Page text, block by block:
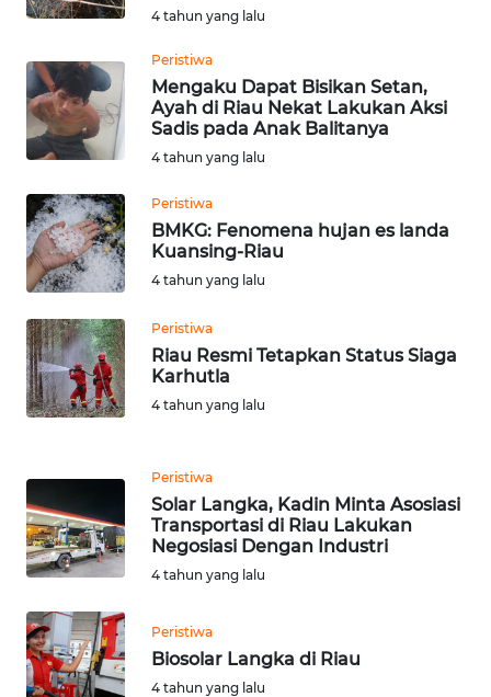
4 tahun yang lalu
Peristiwa
Mengaku Dapat Bisikan Setan,
Ayah di Riau Nekat Lakukan Aksi
Sadis pada Anak Balitanya
4 tahun yang lalu
Peristiwa
BMKG: Fenomena hujan es landa
Kuansing-Riau
4 tahun yang lalu
Peristiwa
Riau Resmi Tetapkan Status Siaga
Karhutla
4 tahun yang lalu
Peristiwa
Solar Langka, Kadin Minta Asosiasi
Transportasi di Riau Lakukan
Negosiasi Dengan Industri
4 tahun yang lalu
Peristiwa
Biosolar Langka di Riau
4 tahun yang lalu
WN
LESUNG
WN
KARO
WN
SIMALUNGUN
WN
WN
TAPANULI
TENGAH
SERDANG
WN
TEBING
WN
PAKPAK